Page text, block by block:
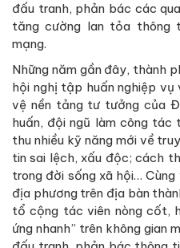
đấu tranh, phản bác các
tăng cường lan tỏa thông
mạng.
Những năm gần đây, thành
hội nghị tập huấn nghiệp
vệ nền tảng tư tưởng của
huấn, đội ngũ làm công
thu nhiều kỹ năng mới về
tin sai lệch, xấu độc; cách
trong đời sống xã hội…
địa phương trên địa bàn
tổ cộng tác viên nòng cốt,
ứng nhanh” trên không gian